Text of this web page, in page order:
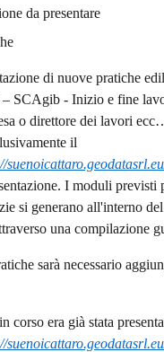
da presentare
di nuove pratiche
SCAgib - Inizio e fine
o direttore dei lavori
il
I moduli previsti
si generano all'interno
una compilazione
sarà necessario
corso era già stata